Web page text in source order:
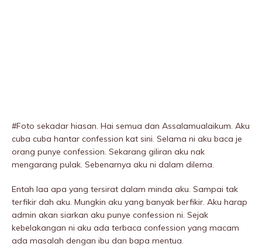
#Foto sekadar hiasan. Hai semua dan Assalamualaikum. Aku
cuba cuba hantar confession kat sini. Selama ni aku baca je
orang punye confession. Sekarang giliran aku nak
mengarang pulak. Sebenarnya aku ni dalam dilema.
Entah laa apa yang tersirat dalam minda aku. Sampai tak
terfikir dah aku. Mungkin aku yang banyak berfikir. Aku harap
admin akan siarkan aku punye confession ni. Sejak
kebelakangan ni aku ada terbaca confession yang macam
ada masalah dengan ibu dan bapa mentua.